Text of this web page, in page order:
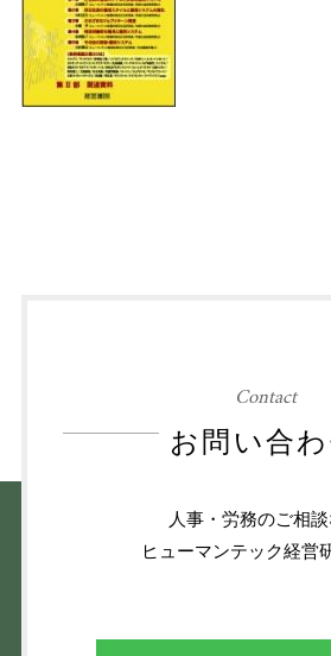
Contact
お問い合
人事・労務のご相
ヒューマンテック経営